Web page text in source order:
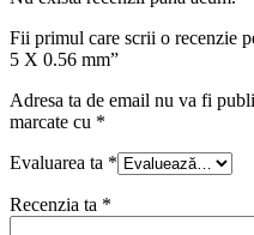
Fii primul care scrii o recenzie
5 X 0.56 mm”
Adresa ta de email nu va fi
marcate cu *
Evaluarea ta *
Recenzia ta *